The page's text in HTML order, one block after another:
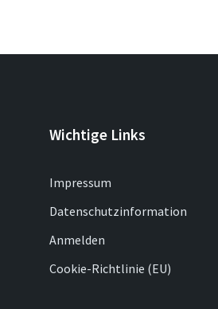
Wichtige Links
Impressum
Datenschutzinformation
Anmelden
Cookie-Richtlinie (EU)